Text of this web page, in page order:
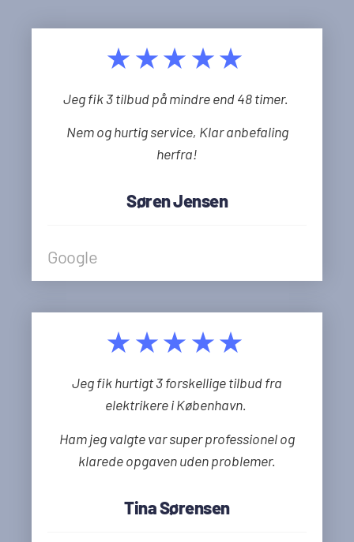
★★★★★
Jeg fik 3 tilbud på mindre end 48 timer.
Nem og hurtig service, Klar anbefaling
herfra!
Søren Jensen
Google
★★★★★
Jeg fik hurtigt 3 forskellige tilbud fra
elektrikere i København.
Ham jeg valgte var super professionel og
klarede opgaven uden problemer.
Tina Sørensen